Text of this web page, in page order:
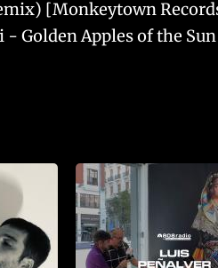
[Monkeytown
Golden Apples of the